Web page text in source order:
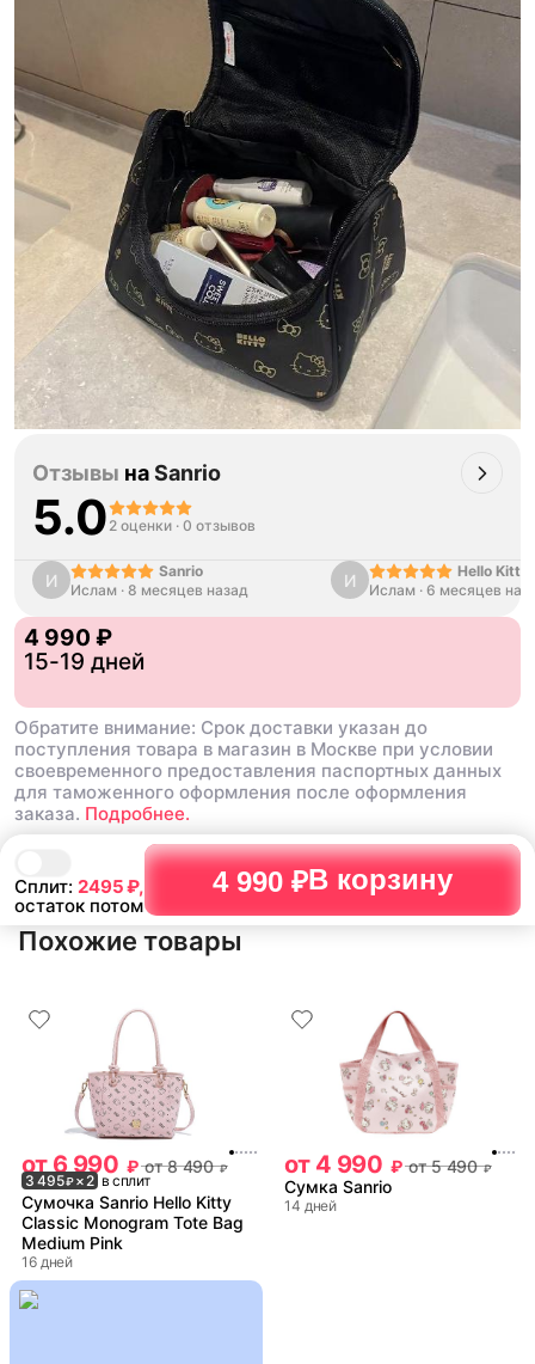
Сплит: 2495₽,
остаток потом
4 990 ₽В корзину
Отзывы наSanrio
5.0 2 оценки · 0 отзывов
И
Sanrio
Ислам · 8 месяцев назад И
Hello Kitty
Black
Ислам · 6 месяцев
4 990 ₽
15-19 дней
Обратите внимание: Срок доставки указан до
поступления товара в магазин в Москве при условии
своевременного предоставления паспортных данных
для таможенного оформления после оформления
заказа. Подробнее.
Похожие товары
от 6 990 ₽ от 8 490 ₽
3 495₽× 2 в сплит
Сумочка Sanrio Hello Kitty
Classic Monogram Tote Bag
Medium Pink
16 дней
от 4 990 ₽ от 5 490 ₽
Сумка Sanrio
14 дней